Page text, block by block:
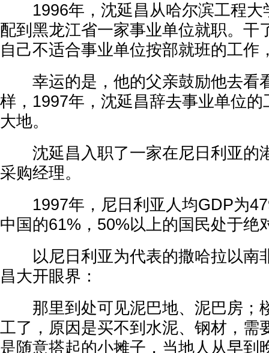
1996年，沈延昌从哈尔滨工程大
配到黑龙江省一家事业单位就职。干
自己不适合事业单位按部就班的工作
幸运的是，他的父亲鼓励他去看
样，1997年，沈延昌辞去事业单位
大地。
沈延昌入职了一家在尼日利亚的
采购经理。
1997年，尼日利亚人均GDP为
中国的61%，50%以上的国民处于绝
以尼日利亚为代表的撒哈拉以南
昌大开眼界：
那里到处可见泥巴地、泥巴房；
工了，原因是买不到水泥、钢材，需
是随意搭起的小摊子，当地人从早到